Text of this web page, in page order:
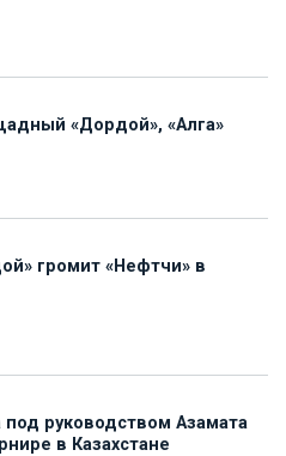
«Дордой», «Алга»
громит «Нефтчи» в
руководством Азамата
в Казахстане